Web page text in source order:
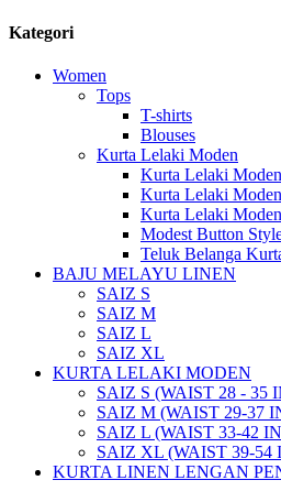
Kategori
Women
Tops
T-shirts
Blouses
Kurta Lelaki Moden
Kurta Lelaki
Kurta Lelaki
Kurta Lelaki
Modest Button
Teluk Belanga
BAJU MELAYU LINEN
SAIZ S
SAIZ M
SAIZ L
SAIZ XL
KURTA LELAKI MODEN
SAIZ S (WAIST 28 - 35
SAIZ M (WAIST 29-37
SAIZ L (WAIST 33-42
SAIZ XL (WAIST 39-54
KURTA LINEN LENGAN